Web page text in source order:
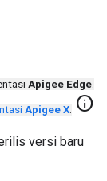
Apigee Edge.
Apigee X. info
versi baru